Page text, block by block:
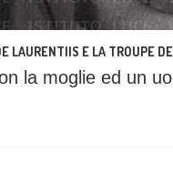
LAURENTIIS E LA TROUPE
la moglie ed un